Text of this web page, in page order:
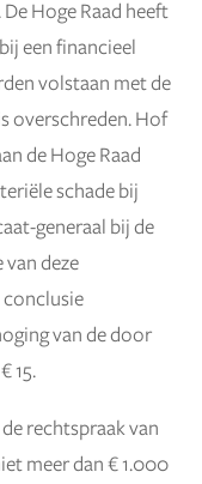
Hoge Raad heeft
een financieel
volstaan met de
overschreden. Hof
de Hoge Raad
schade bij
generaal bij de
van deze
conclusie
van de door
15.
rechtspraak van
meer dan € 1.000